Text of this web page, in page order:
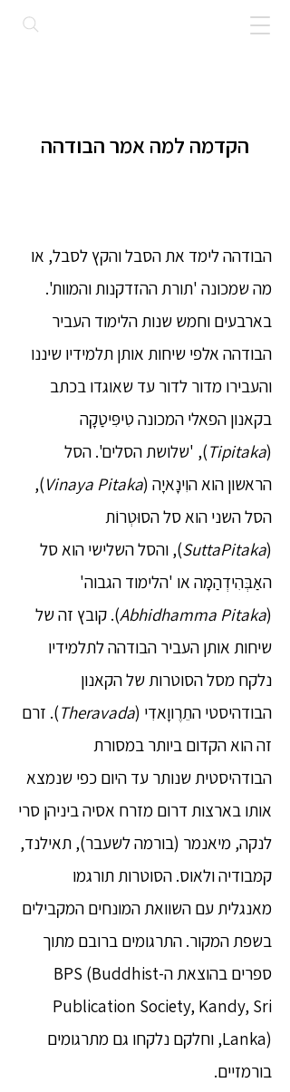
הקדמה למה אמר הבודהה
הבודהה לימד את הסבל והקץ לסבל, או
מה שמכונה 'תורת ההזדקנות והמוות'.
בארבעים וחמש שנות הלימוד העביר
הבודהה אלפי שיחות אותן תלמידיו שיננו
והעבירו מדור לדור עד שאוגדו בכתב
בקאנון הפאלי המכונה טִיפִּיטַקָה
(
Tipitaka), 'שלושת הסלים'. הסל
הראשון הוא הוִינָאיָה (Vinaya Pitaka
),
הסל השני הוא סל הסוּטְרוֹת
(
SuttaPitaka), והסל השלישי הוא סל
האַבְּהִידְהַמָה או 'הלימוד הגבוה'
(
Abhidhamma Pitaka). קובץ זה של
שיחות אותן העביר הבודהה לתלמידיו
נלקח מסל הסוטרות של הקאנון
הבודהיסטי התֵרֶווָאדִי (Theravada). זרם
זה הוא הקדום ביותר במסורת
הבודהיסטית שנותר עד היום כפי שנמצא
אותו בארצות דרום מזרח אסיה ביניהן סרי
לנקה, מיאנמר (בורמה לשעבר), תאילנד,
קמבודיה ולאוס. הסוטרות תורגמו
מאנגלית עם השוואת המונחים המקבילים
בשפת המקור. התרגומים ברובם מתוך
ספרים בהוצאת ה-BPS (Buddhist
Publication Society, Kandy, Sri
Lanka), וחלקם נלקחו גם מתרגומים
בורמזיים.